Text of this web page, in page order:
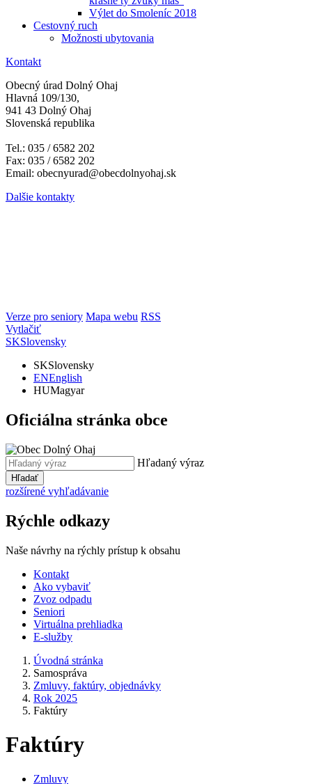
Výlet do Smoleníc 2018
Cestovný ruch
Možnosti ubytovania
Kontakt
Obecný úrad Dolný Ohaj
Hlavná 109/130,
941 43 Dolný Ohaj
Slovenská republika
Tel.: 035 / 6582 202
Fax: 035 / 6582 202
Email: obecnyurad@obecdolnyohaj.sk
Dalšie kontakty
Verze pro seniory Mapa webu RSS
Vytlačiť
SKSlovensky
SKSlovensky
ENEnglish
HUMagyar
Oficiálna stránka obce
Hľadaný výraz
Hľadať
rozšírené vyhľadávanie
Rýchle odkazy
Naše návrhy na rýchly prístup k obsahu
Kontakt
Ako vybaviť
Zvoz odpadu
Seniori
Virtuálna prehliadka
E-služby
Úvodná stránka
Samospráva
Zmluvy, faktúry, objednávky
Rok 2025
Faktúry
Faktúry
Zmluvy